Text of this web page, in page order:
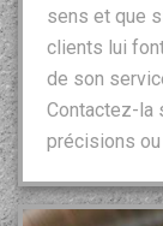
sens et que
clients lui
de son
Contactez-la
précisions ou